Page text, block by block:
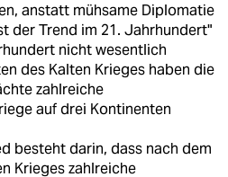
anstatt mühsame Diplomatie
der Trend im 21. Jahrhundert"
nicht wesentlich
des Kalten Krieges haben die
zahlreiche
auf drei Kontinenten
besteht darin, dass nach dem
Krieges zahlreiche